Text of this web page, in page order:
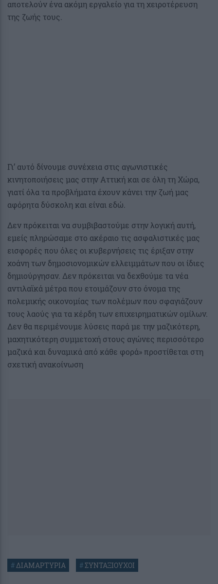
αποτελούν ένα ακόμη εργαλείο για τη χειροτέρευση
της ζωής τους.
Γι’ αυτό δίνουμε συνέχεια στις αγωνιστικές
κινητοποιήσεις μας στην Αττική και σε όλη τη Χώρα,
γιατί όλα τα προβλήματα έχουν κάνει την ζωή μας
αφόρητα δύσκολη και είναι εδώ.
Δεν πρόκειται να συμβιβαστούμε στην λογική αυτή,
εμείς πληρώσαμε στο ακέραιο τις ασφαλιστικές μας
εισφορές που όλες οι κυβερνήσεις τις έριξαν στην
χοάνη των δημοσιονομικών ελλειμμάτων που οι ίδιες
δημιούργησαν. Δεν πρόκειται να δεχθούμε τα νέα
αντιλαϊκά μέτρα που ετοιμάζουν στο όνομα της
πολεμικής οικονομίας των πολέμων που σφαγιάζουν
τους λαούς για τα κέρδη των επιχειρηματικών ομίλων.
Δεν θα περιμένουμε λύσεις παρά με την μαζικότερη,
μαχητικότερη συμμετοχή στους αγώνες περισσότερο
μαζικά και δυναμικά από κάθε φορά» προστίθεται στη
σχετική ανακοίνωση
#ΔΙΑΜΑΡΤΥΡΙΑ #ΣΥΝΤΑΞΙΟΥΧΟΙ